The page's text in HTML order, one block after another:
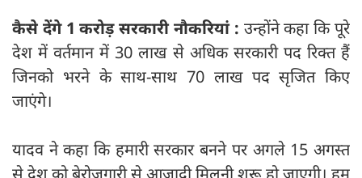
कैसे देंगे 1 करोड़ सरकारी नौकरियां : उन्होंने कहा कि पूरे
देश में वर्तमान में 30 लाख से अधिक सरकारी पद रिक्त हैं
जिनको भरने के साथ-साथ 70 लाख पद सृजित किए
जाएंगे।
यादव ने कहा कि हमारी सरकार बनने पर अगले 15 अगस्त